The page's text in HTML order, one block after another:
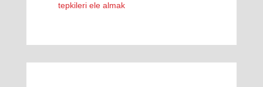
tepkileri ele almak